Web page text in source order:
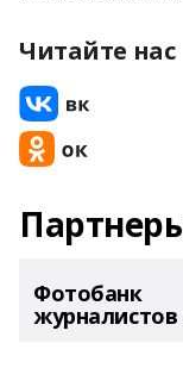
Читайте нас
Фотобанк
журналистов